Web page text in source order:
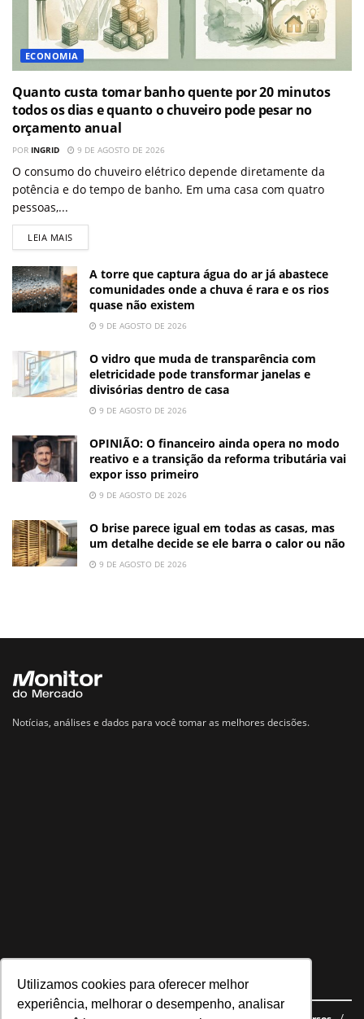
Utilizamos cookies para oferecer melhor
experiência, melhorar o desempenho, analisar
ECONOMIA
Quanto custa tomar banho quente por 20 minutos
todos os dias e quanto o chuveiro pode pesar no
orçamento anual
POR INGRID 9 DE AGOSTO DE 2026
O consumo do chuveiro elétrico depende diretamente da
potência e do tempo de banho. Em uma casa com quatro
pessoas,...
LEIA MAIS
A torre que captura água do ar já abastece
comunidades onde a chuva é rara e os rios
quase não existem
9 DE AGOSTO DE 2026
O vidro que muda de transparência com
eletricidade pode transformar janelas e
divisórias dentro de casa
9 DE AGOSTO DE 2026
OPINIÃO: O financeiro ainda opera no modo
reativo e a transição da reforma tributária vai
expor isso primeiro
9 DE AGOSTO DE 2026
O brise parece igual em todas as casas, mas
um detalhe decide se ele barra o calor ou não
9 DE AGOSTO DE 2026
Notícias, análises e dados para você tomar as melhores decisões.
Navegue no site